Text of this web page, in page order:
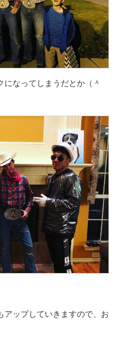
になってしまうだとか（＾
アップしていきますので、お